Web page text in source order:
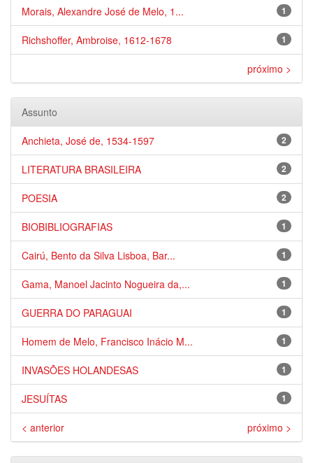
1
Morais, Alexandre José de Melo, 1...
1
Richshoffer, Ambroise, 1612-1678
próximo >
Assunto
2
Anchieta, José de, 1534-1597
2
LITERATURA BRASILEIRA
2
POESIA
1
BIOBIBLIOGRAFIAS
1
Cairú, Bento da Silva Lisboa, Bar...
1
Gama, Manoel Jacinto Nogueira da,...
1
GUERRA DO PARAGUAI
1
Homem de Melo, Francisco Inácio M...
1
INVASÕES HOLANDESAS
1
JESUÍTAS
< anterior próximo >